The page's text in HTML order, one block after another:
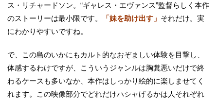
ス・リチャードソン。“ギャレス・エヴァンス”監督らしく本作
のストーリーは最小限です。
「妹を助け出す」 それだけ。実
にわかりやすいですね。
で、この島のいかにもカルト的なおぞましい体験を目撃し、
体感するわけですが、こういうジャンルは胸糞悪いだけで終
わるケースも多いなか、本作はしっかり絵的に楽しませてく
れます。この映像部分でどれだけハシャげるかは人それぞれ